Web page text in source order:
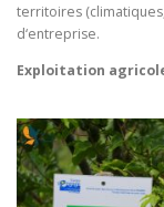
territoires
d‘entreprise.